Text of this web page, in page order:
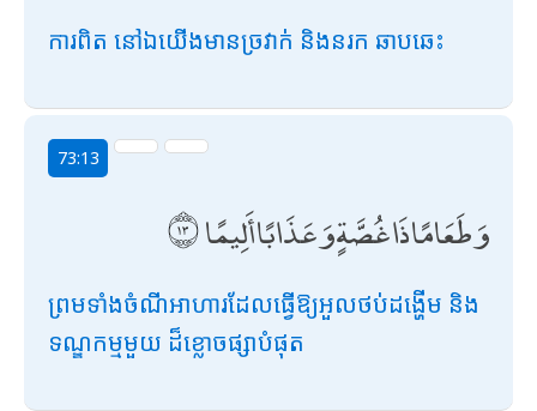
ការពិត នៅឯយើងមានច្រវាក់ និងនរក ឆាបឆេះ
73:13
وَطَعَامًا ذَا غُصَّةٍ وَعَذَابًا أَلِيمًا
ព្រមទាំងចំណីអាហារដែលធ្វើឱ្យអួលថប់ដង្ហើម និង
ទណ្ឌកម្មមួយ ដ៏ខ្លោចផ្សាបំផុត